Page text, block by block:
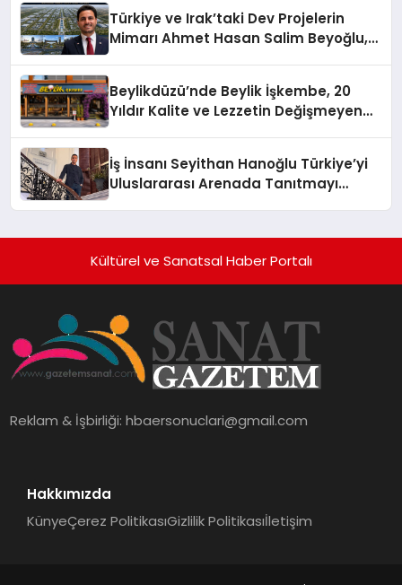
Türkiye ve Irak’taki Dev Projelerin
Mimarı Ahmet Hasan Salim Beyoğlu,
Hayata Geçirecek
Beylikdüzü’nde Beylik İşkembe, 20
Yıldır Kalite ve Lezzetin Değişmeyen
İş İnsanı Seyithan Hanoğlu Türkiye’yi
Uluslararası Arenada Tanıtmayı
Kültürel ve Sanatsal Haber Portalı
Reklam & İşbirliği:hbaersonuclari@gmail.com
Hakkımızda
KünyeÇerez PolitikasıGizlilik Politikasıİletişim